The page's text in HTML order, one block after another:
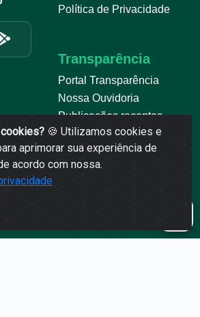
Política de Privacidade
Transparência
Portal Transparência
Nossa Ouvidoria
Publicações recentes
Relatório de publicações
automátizadas
PNTP Guia
🍪 Utilizamos cookies e
aprimorar sua experiência de
acordo com nossa.